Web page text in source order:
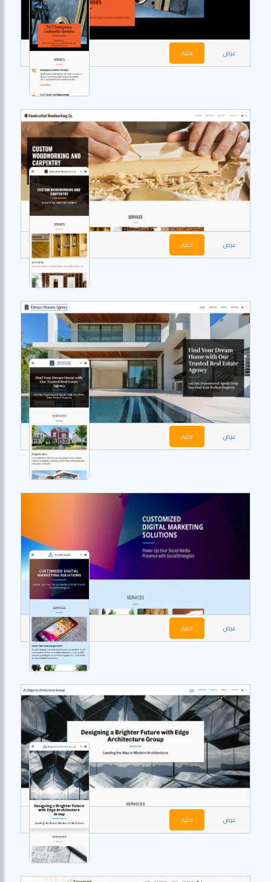
عرض اختيار
عرض اختيار
عرض اختيار
عرض اختيار
عرض اختيار